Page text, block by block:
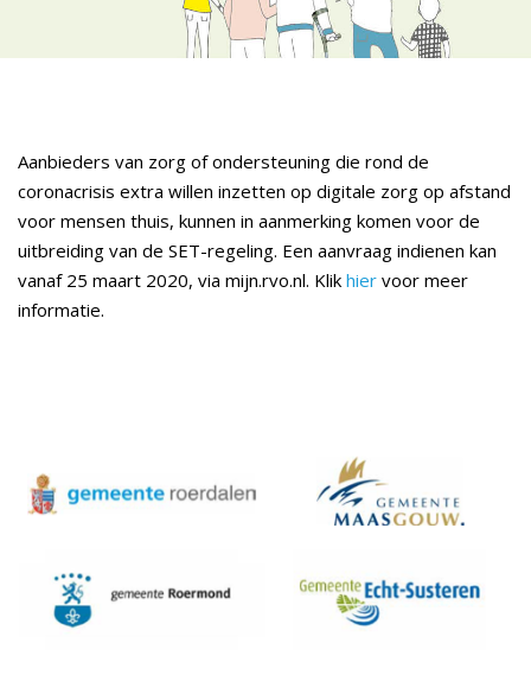
Aanbieders van zorg of ondersteuning die rond de
coronacrisis extra willen inzetten op digitale zorg op afstand
voor mensen thuis, kunnen in aanmerking komen voor de
uitbreiding van de SET-regeling. Een aanvraag indienen kan
vanaf 25 maart 2020, via mijn.rvo.nl. Klik hier voor meer
informatie.